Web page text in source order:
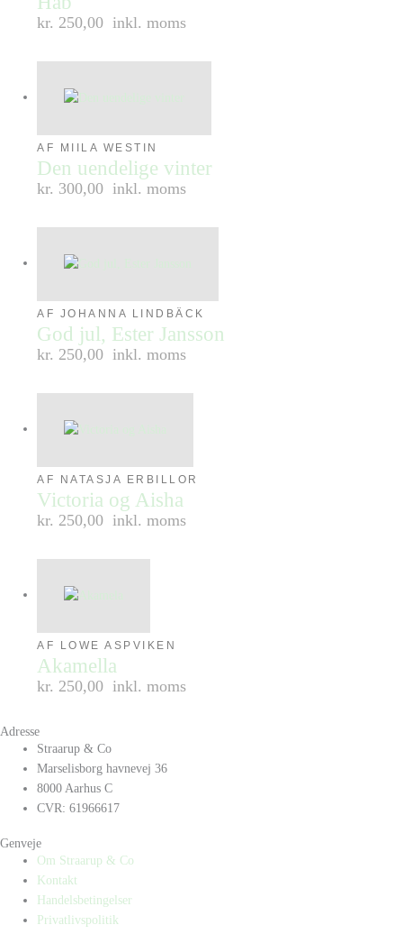
kr. 250,00 inkl. moms
AF MIILA WESTIN
Den uendelige vinter
kr. 300,00 inkl. moms
AF JOHANNA LINDBÄCK
God jul, Ester Jansson
kr. 250,00 inkl. moms
AF NATASJA ERBILLOR
Victoria og Aisha
kr. 250,00 inkl. moms
AF LOWE ASPVIKEN
Akamella
kr. 250,00 inkl. moms
Adresse
Straarup & Co
Marselisborg havnevej 36
8000 Aarhus C
CVR: 61966617
Genveje
Om Straarup & Co
Kontakt
Handelsbetingelser
Privatlivspolitik